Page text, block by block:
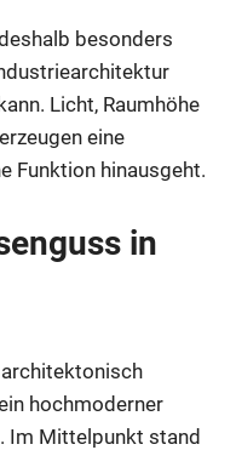
besonders
Licht, Raumhöhe
eine
Funktion hinausgeht.
in
hochmoderner
Im Mittelpunkt stand